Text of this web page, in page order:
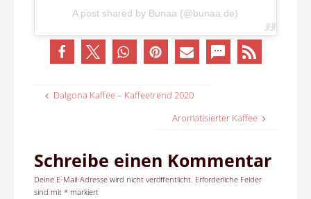
A post shared by Bunaa (@bunaa.de)
Dalgona Kaffee – Kaffeetrend 2020
Aromatisierter Kaffee
Schreibe einen Kommentar
Deine E-Mail-Adresse wird nicht veröffentlicht. Erforderliche Felder
sind mit *markiert